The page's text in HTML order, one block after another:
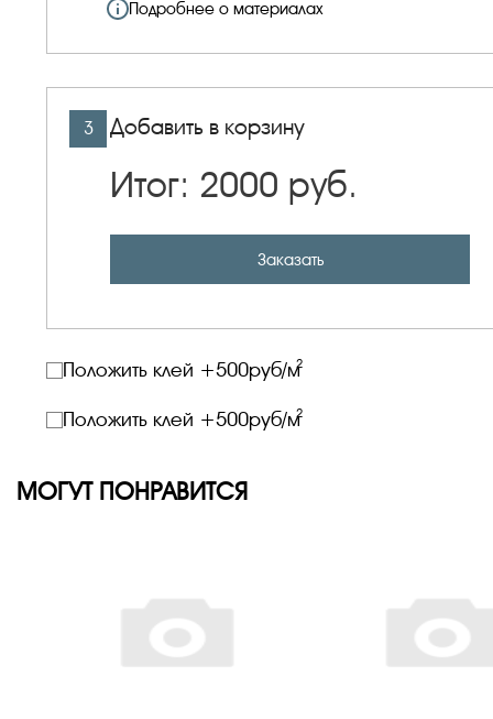
Подробнее о материалах
3 Добавить в корзину
Итог: 2000 руб.
Заказать
Положить клей +500руб/м2
Положить клей +500руб/м2
МОГУТ ПОНРАВИТСЯ